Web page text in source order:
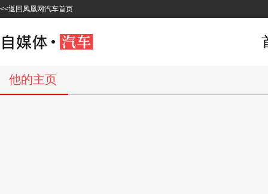
<<返回凤凰网汽车首页
他的主页